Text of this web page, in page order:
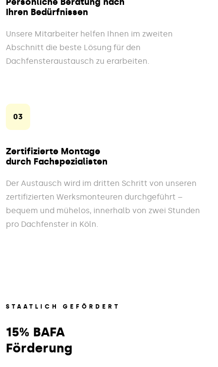
Ihren Bedürfnissen
Unsere Mitarbeiter helfen Ihnen im zweiten
Abschnitt die beste Lösung für den
Dachfensteraustausch zu erarbeiten.
03
Zertifizierte Montage
durch Fachspezialisten
Der Austausch wird im dritten Schritt von unseren
zertifizierten Werksmonteuren durchgeführt –
bequem und mühelos, innerhalb von zwei Stunden
pro Dachfenster in Köln.
STAATLICH GEFÖRDERT
15% BAFA
Förderung